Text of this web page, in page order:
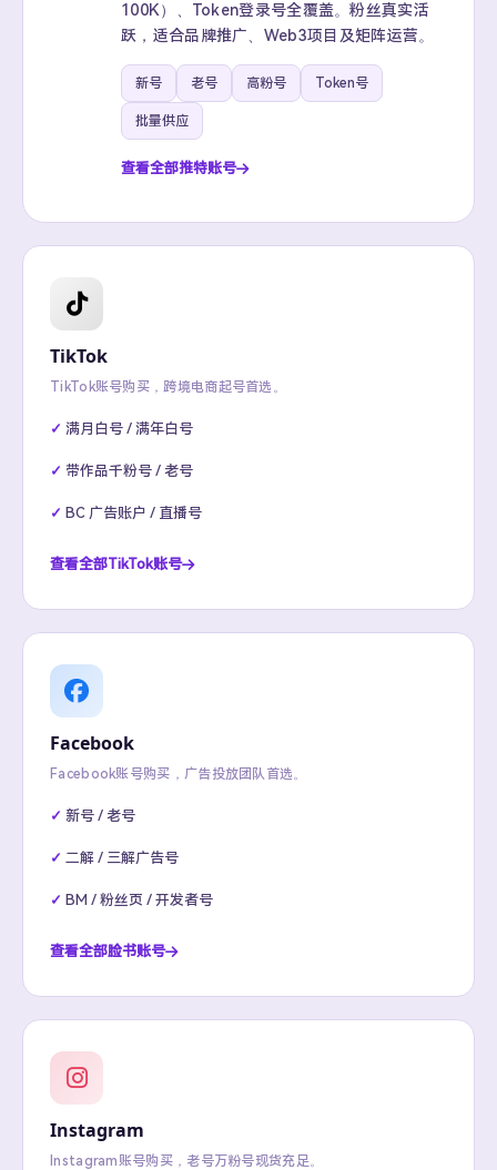
100K）、Token登录号全覆盖。粉丝真实活
跃，适合品牌推广、Web3项目及矩阵运营。
新号 老号 高粉号 Token号
批量供应
查看全部推特账号
TikTok
TikTok账号购买，跨境电商起号首选。
满月白号 / 满年白号
带作品千粉号 / 老号
BC 广告账户 / 直播号
查看全部TikTok账号
Facebook
Facebook账号购买，广告投放团队首选。
新号 / 老号
二解 / 三解广告号
BM / 粉丝页 / 开发者号
查看全部脸书账号
Instagram
Instagram账号购买，老号万粉号现货充足。